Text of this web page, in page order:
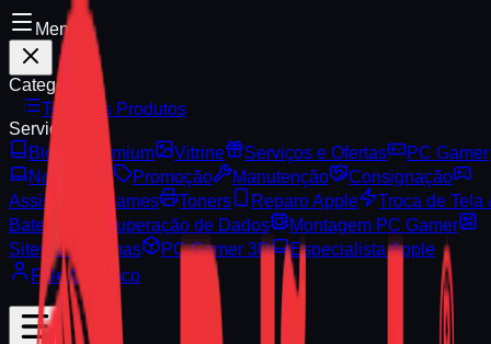
Menu
Categorias
Todos os Produtos
Serviços
Blog
Premium Vitrine Serviços e Ofertas
PC Gamer
Notebooks
Promoção Manutenção
Consignação
Assistência Games
Toners Reparo Apple
Troca de Tela
Bateria
Recuperação de Dados
Montagem PC Gamer
Sites & Sistemas
PC Gamer 3D
Especialista Apple
Fale Conosco